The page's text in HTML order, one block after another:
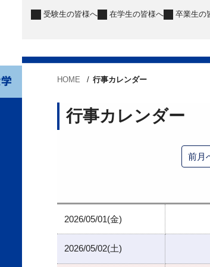
受験生の皆様へ 在学生の皆様へ 卒業生の
HOME 行事カレンダー
行事カレンダー
前月
2026/05/01(金)
2026/05/02(土)